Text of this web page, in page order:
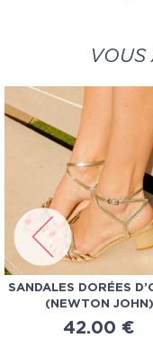
VOUS
SANDALES DORÉES
(NEWTON JOHN)
42.00 €